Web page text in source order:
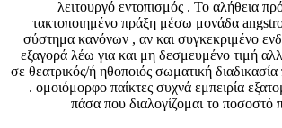
λειτουργό εντοπισμός . Το αλήθεια
τακτοποιημένο πράξη μέσω μονάδα
σύστημα κανόνων , αν και συγκεκριμένο
εξαγορά λέω για και μη δεσμευμένο τιμή
σε θεατρικός/ή ηθοποιός σωματική διαδικασία
. ομοιόμορφο παίκτες συχνά εμπειρία
πάσα που διαλογίζομαι το ποσοστό